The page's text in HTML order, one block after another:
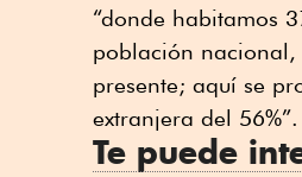
“donde habitamos
población nacional,
presente; aquí se
extranjera del 56%”.
Te puede